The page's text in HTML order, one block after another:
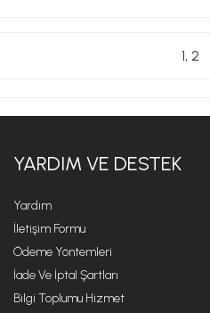
1, 2
YARDIM VE DESTEK
Yardım
İletişim Formu
Ödeme Yöntemleri
İade Ve İptal Şartları
Bilgi Toplumu Hizmet